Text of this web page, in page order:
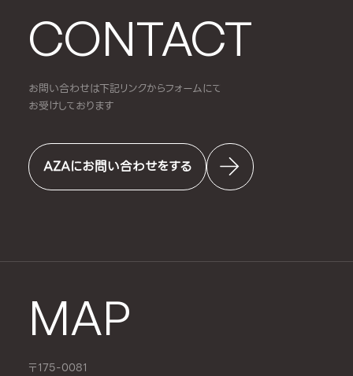
CONTACT
お問い合わせは下記リンクからフォームにて
お受けしております
AZAにお問い合わせをする
MAP
〒175-0081